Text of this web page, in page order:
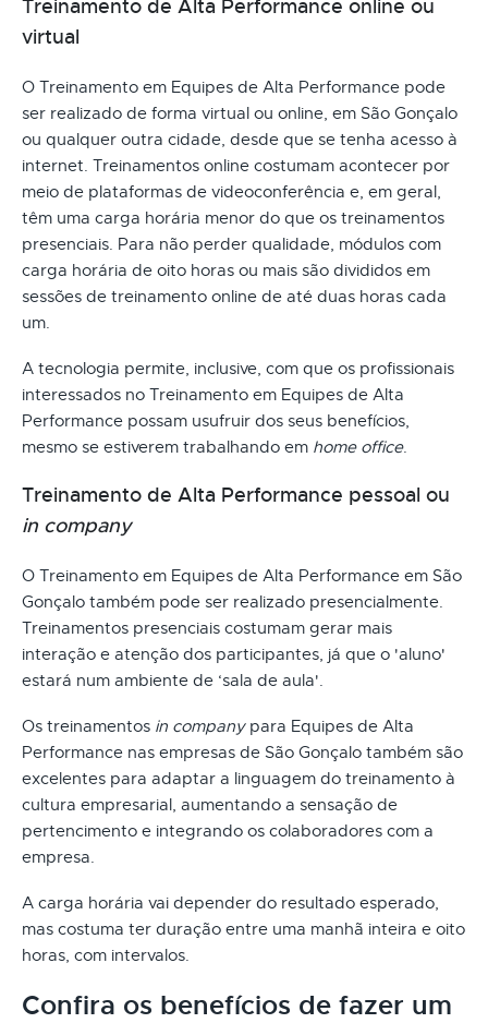
Treinamento de Alta Performance online ou
virtual
O Treinamento em Equipes de Alta Performance pode
ser realizado de forma virtual ou online, em São Gonçalo
ou qualquer outra cidade, desde que se tenha acesso à
internet. Treinamentos online costumam acontecer por
meio de plataformas de videoconferência e, em geral,
têm uma carga horária menor do que os treinamentos
presenciais. Para não perder qualidade, módulos com
carga horária de oito horas ou mais são divididos em
sessões de treinamento online de até duas horas cada
um.
A tecnologia permite, inclusive, com que os profissionais
interessados no Treinamento em Equipes de Alta
Performance possam usufruir dos seus benefícios,
mesmo se estiverem trabalhando em home office.
Treinamento de Alta Performance pessoal ou
in company
O Treinamento em Equipes de Alta Performance em São
Gonçalo também pode ser realizado presencialmente.
Treinamentos presenciais costumam gerar mais
interação e atenção dos participantes, já que o 'aluno'
estará num ambiente de ‘sala de aula'.
Os treinamentos in companypara Equipes de Alta
Performance nas empresas de São Gonçalo também são
excelentes para adaptar a linguagem do treinamento à
cultura empresarial, aumentando a sensação de
pertencimento e integrando os colaboradores com a
empresa.
A carga horária vai depender do resultado esperado,
mas costuma ter duração entre uma manhã inteira e oito
horas, com intervalos.
Confira os benefícios de fazer um